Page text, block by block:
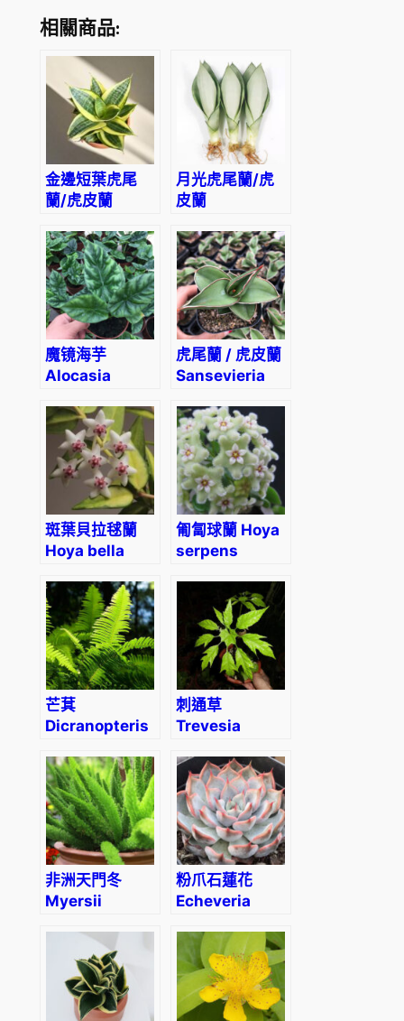
相關商品:
金邊短葉虎尾
蘭/虎皮蘭
trifasciata
‘Golden
Hahnii’
月光虎尾蘭/虎
皮蘭
trifasciata
‘Moonshine’
魔镜海芋
Alocasia
(Alocasia
Sinuata)
虎尾蘭 / 虎皮蘭
Sansevieria
斑葉貝拉毬蘭
Hoya bella
Variegated
‘Luis Bois’
匍匐球蘭 Hoya
serpens
芒萁
Dicranopteris
(Thunb.)
Berhn.
刺通草
Trevesia
非洲天門冬
Myersii
(Asparagus
densiflorus)
粉爪石蓮花
Echeveria
Rosea’